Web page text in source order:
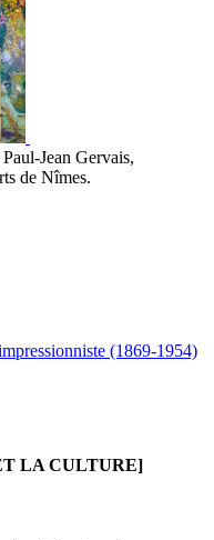
Jean Gervais,
de Nîmes.
(1869-1954)
LA CULTURE]